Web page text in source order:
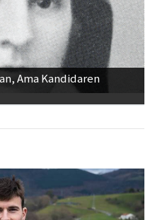
Ama Kandidaren